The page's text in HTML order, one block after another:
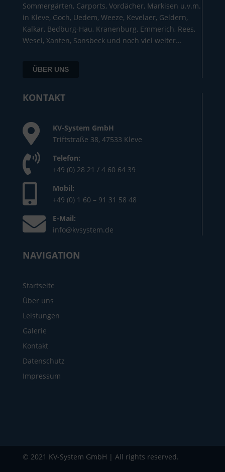
Sommergärten, Carports, Vordächer, Markisen u.v.m.
in Kleve, Goch, Uedem, Weeze, Kevelaer, Geldern,
Kalkar, Bedburg-Hau, Kranenburg, Emmerich, Rees,
Wesel, Xanten, Sonsbeck und noch viel weiter…
ÜBER UNS
KONTAKT
KV-System GmbH
Triftstraße 38, 47533 Kleve
Telefon:
+49 (0) 28 21 / 4 60 64 39
Mobil:
+49 (0) 1 60 – 91 31 58 48
E-Mail:
info@kvsystem.de
NAVIGATION
Startseite
Über uns
Leistungen
Galerie
Kontakt
Datenschutz
Impressum
© 2021 KV-System GmbH | All rights reserved.